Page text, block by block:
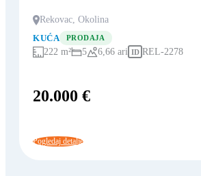
Rekovac, Okolina
KUĆA
PRODAJA
222 m² 5 6,66 ari ID REL-2278
20.000 €
Pogledaj detalje